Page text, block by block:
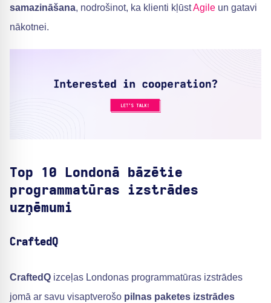
samazināšana, nodrošinot, ka klienti kļūstAgile un gatavi
nākotnei.
Top 10 Londonā bāzētie
programmatūras izstrādes
uzņēmumi
CraftedQ
CraftedQ izceļas Londonas programmatūras izstrādes
jomā ar savu visaptverošo pilnas paketes izstrādes